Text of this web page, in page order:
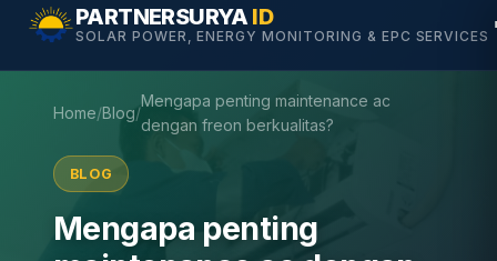
PARTNERSURYAID
SOLAR POWER, ENERGY MONITORING & EPC SERVICES
Skip
content
Home/Blog/
Mengapa penting maintenance ac
dengan freon berkualitas?
BLOG
Mengapa penting